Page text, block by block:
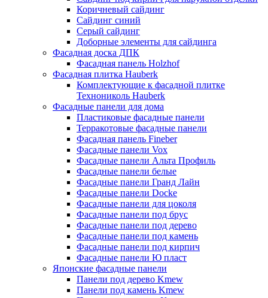
Коричневый сайдинг
Сайдинг синий
Серый сайдинг
Доборные элементы для сайдинга
Фасадная доска ДПК
Фасадная панель Holzhof
Фасадная плитка Hauberk
Комплектующие к фасадной плитке
Технониколь Hauberk
Фасадные панели для дома
Пластиковые фасадные панели
Терракотовые фасадные панели
Фасадная панель Fineber
Фасадные панели Vox
Фасадные панели Альта Профиль
Фасадные панели белые
Фасадные панели Гранд Лайн
Фасадные панели Docke
Фасадные панели для цоколя
Фасадные панели под брус
Фасадные панели под дерево
Фасадные панели под камень
Фасадные панели под кирпич
Фасадные панели Ю пласт
Японские фасадные панели
Панели под дерево Kmew
Панели под камень Kmew